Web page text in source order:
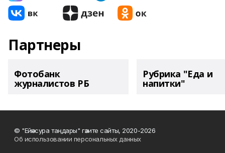
Партнеры
Фотобанк
журналистов РБ
Рубрика "Еда и
напитки"
© "Ейәнсура таңдары" гәзите сайты, 2020-2026
Об использовании персональных данных